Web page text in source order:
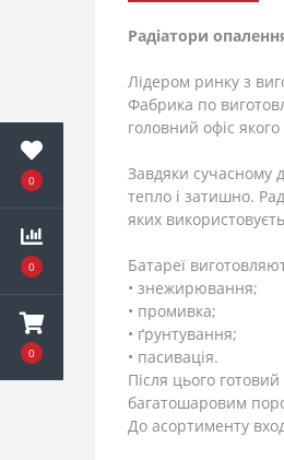
0
0
0
Радіатори
Лідером ринку з
Фабрика по
головний офіс
Завдяки сучасному
тепло і затишно.
яких
Батареї
• знежирювання;
• промивка;
• ґрунтування;
• пасивація.
Після цього
багатошаровим
До асортименту